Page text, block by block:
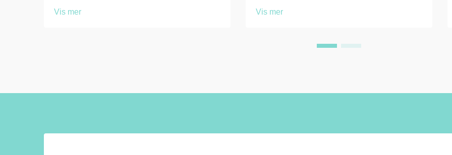
kommersielle, utdannings- og offentlige
Vis mer
utdanningsinstitusjoner står overfor en
og hygieniske oppbevaringsløsninger for
Vis mer